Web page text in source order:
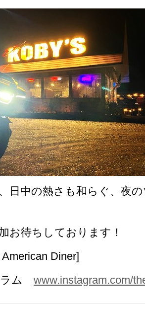
日中の熱さも和らぐ、夜
お待ちしております！
Diner]
ラム www.instagram.com/